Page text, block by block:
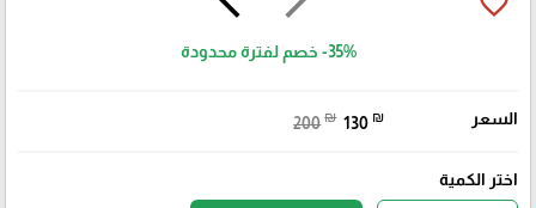
-35% خصم لفترة محدودة
السعر 200 ₪ 130 ₪
اختر الكمية